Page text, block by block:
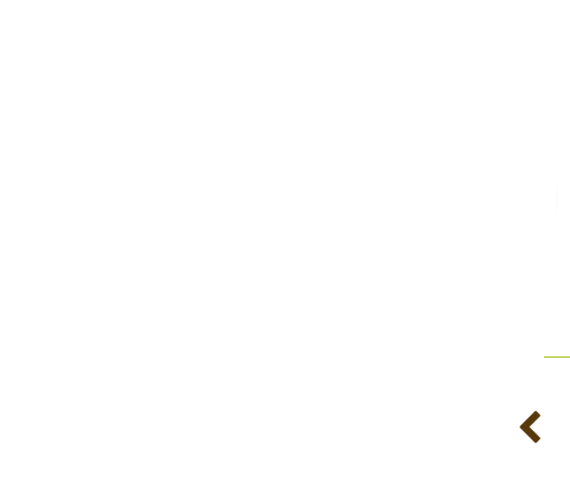
Vücut Kameraları ve
Güneş panelleri ve şarj